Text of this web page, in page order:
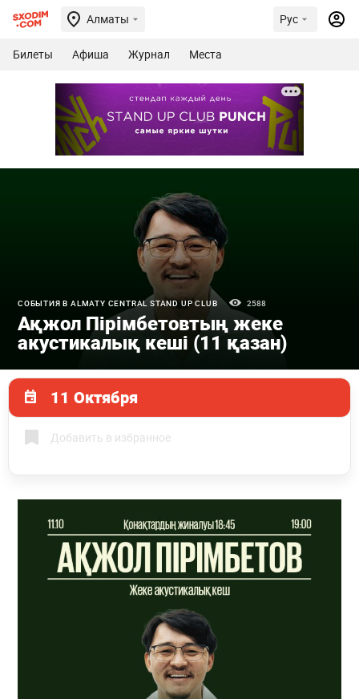
Алматы Рус
Билеты Афиша Журнал Места
СОБЫТИЯ В ALMATY CENTRAL STAND UP CLUB 2588
Ақжол Пірімбетовтың жеке
акустикалық кеші (11 қазан)
11 Октября
Добавить в избранное